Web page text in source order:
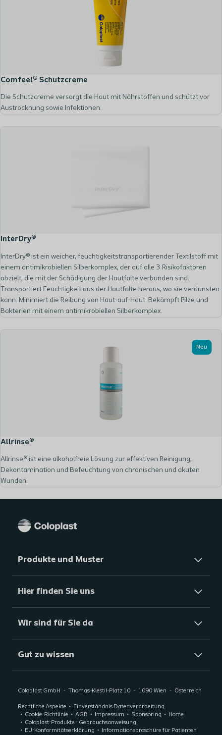
Comfeel® Schutzcreme
Die Schutzcreme versorgt die Haut mit Nährstoffen und schützt vor
Austrocknung sowie Infektionen.
InterDry®
InterDry® ist ein weicher, feuchtigkeitstransportierender Textilstoff mit
einem antimikrobiellen Silberkomplex, der auf alle 3 Risikofaktoren
abzielt, die mit der Schädigung der Hautfalte verbunden sind.
Transportiert Feuchtigkeit aus der Hautfalte heraus, wo sie verdunsten
kann. Minimiert die Reibung von Haut-auf-Haut. Bekämpft Pilze und
Bakterien mit einem antimikrobiellen Silberkomplex.
Neu
Allrinse®
Allrinse® ist eine alkoholfreie Lösung zur effektiven Reinigung,
Dekontamination und Befeuchtung von chronischen und akuten
Wunden.
Produkte und Muster
Hier finden Sie uns
Wir sind für Sie da
Gut zu wissen
Coloplast GmbH Thomas-Klestil-Platz 10 1090 Wien Österreich
Rechtliche Aspekte
Einverständnis Datenverarbeitung
Cookie-Richtlinie
AGB Impressum Sponsoring
Home
Coloplast-Produkte - Gebrauchsanweisung
EU-Konformitätserklärung
Informationsbroschüre für Patienten